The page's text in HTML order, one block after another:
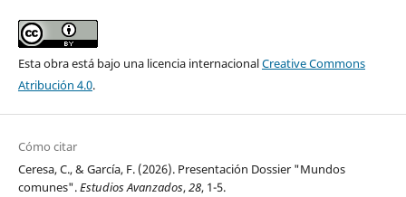
Esta obra está bajo una licencia internacionalCreative Commons
Atribución 4.0.
Cómo citar
Ceresa, C., & García, F. (2026). Presentación Dossier "Mundos
comunes".Estudios Avanzados,28, 1-5.